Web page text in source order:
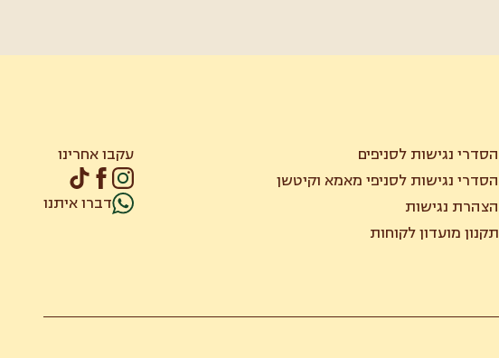
הסדרי נגישות לסניפים
הסדרי נגישות לסניפי מאמא וקיטשן
הצהרת נגישות
תקנון מועדון לקוחות
עקבו אחרינו
דברו איתנו